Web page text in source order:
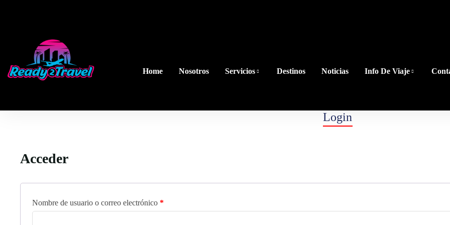
Home Nosotros Servicios Destinos Noticias Info De Viaje
Login
Acceder
Nombre de usuario o correo electrónico *